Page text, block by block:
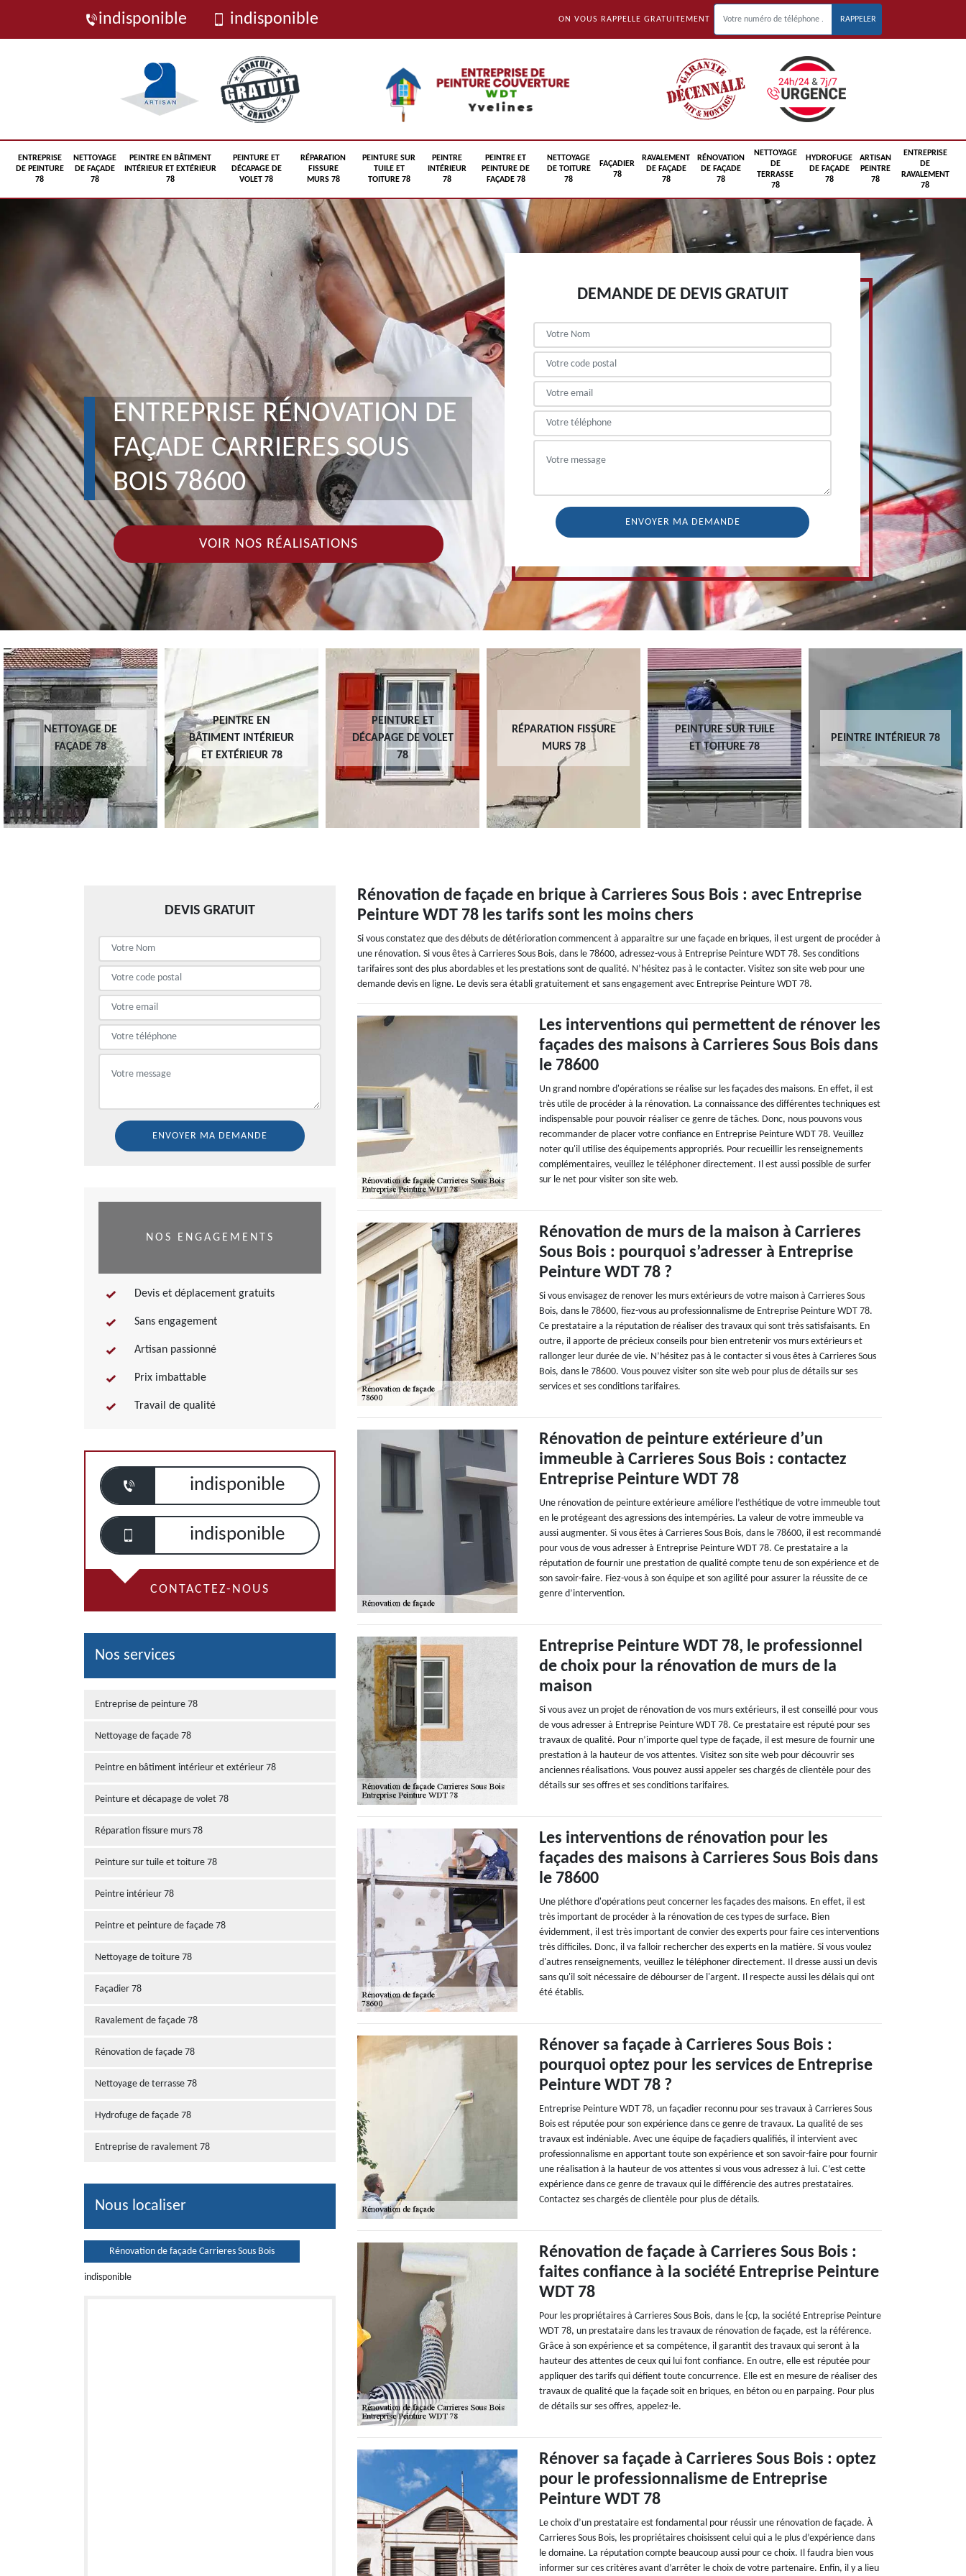
indisponible indisponible ON VOUS RAPPELLE GRATUITEMENT
ENTREPRISE
DE PEINTURE
78
NETTOYAGE
DE FAÇADE
78
PEINTRE EN BÂTIMENT
INTÉRIEUR ET EXTÉRIEUR
78
PEINTURE ET
DÉCAPAGE DE
VOLET 78
RÉPARATION
FISSURE
MURS 78
PEINTURE SUR
TUILE ET
TOITURE 78
PEINTRE
INTÉRIEUR
78
PEINTRE ET
PEINTURE DE
FAÇADE 78
NETTOYAGE
DE TOITURE
78
FAÇADIER
78
RAVALEMENT
DE FAÇADE
78
RÉNOVATION
DE FAÇADE
78
NETTOYAGE
DE
TERRASSE
78
HYDROFUGE
DE FAÇADE
78
ARTISAN
PEINTRE
78
ENTREPRISE
DE
RAVALEMENT
78
ENTREPRISE RÉNOVATION DE
FAÇADE CARRIERES SOUS
BOIS 78600
VOIR NOS RÉALISATIONS
DEMANDE DE DEVIS GRATUIT
NETTOYAGE DE
FAÇADE 78
PEINTRE EN
BÂTIMENT INTÉRIEUR
ET EXTÉRIEUR 78
PEINTURE ET
DÉCAPAGE DE VOLET
78
RÉPARATION FISSURE
MURS 78
PEINTURE SUR TUILE
ET TOITURE 78
PEINTRE INTÉRIEUR 78
DEVIS GRATUIT
NOS ENGAGEMENTS
Devis et déplacement gratuits
Sans engagement
Artisan passionné
Prix imbattable
Travail de qualité
indisponible
indisponible
CONTACTEZ-NOUS
Nos services
Entreprise de peinture 78
Nettoyage de façade 78
Peintre en bâtiment intérieur et extérieur 78
Peinture et décapage de volet 78
Réparation fissure murs 78
Peinture sur tuile et toiture 78
Peintre intérieur 78
Peintre et peinture de façade 78
Nettoyage de toiture 78
Façadier 78
Ravalement de façade 78
Rénovation de façade 78
Nettoyage de terrasse 78
Hydrofuge de façade 78
Entreprise de ravalement 78
Nous localiser
Rénovation de façade Carrieres Sous Bois
indisponible
Rénovation de façade en brique à Carrieres Sous Bois : avec Entreprise
Peinture WDT 78 les tarifs sont les moins chers
Si vous constatez que des débuts de détérioration commencent à apparaitre sur une façade en briques, il est urgent de procéder à
une rénovation. Si vous êtes à Carrieres Sous Bois, dans le 78600, adressez-vous à Entreprise Peinture WDT 78. Ses conditions
tarifaires sont des plus abordables et les prestations sont de qualité. N’hésitez pas à le contacter. Visitez son site web pour une
demande devis en ligne. Le devis sera établi gratuitement et sans engagement avec Entreprise Peinture WDT 78.
Les interventions qui permettent de rénover les
façades des maisons à Carrieres Sous Bois dans
le 78600
Un grand nombre d'opérations se réalise sur les façades des maisons. En effet, il est
très utile de procéder à la rénovation. La connaissance des différentes techniques est
indispensable pour pouvoir réaliser ce genre de tâches. Donc, nous pouvons vous
recommander de placer votre confiance en Entreprise Peinture WDT 78. Veuillez
noter qu'il utilise des équipements appropriés. Pour recueillir les renseignements
complémentaires, veuillez le téléphoner directement. Il est aussi possible de surfer
sur le net pour visiter son site web.
Rénovation de murs de la maison à Carrieres
Sous Bois : pourquoi s’adresser à Entreprise
Peinture WDT 78 ?
Si vous envisagez de renover les murs extérieurs de votre maison à Carrieres Sous
Bois, dans le 78600, fiez-vous au professionnalisme de Entreprise Peinture WDT 78.
Ce prestataire a la réputation de réaliser des travaux qui sont très satisfaisants. En
outre, il apporte de précieux conseils pour bien entretenir vos murs extérieurs et
rallonger leur durée de vie. N’hésitez pas à le contacter si vous êtes à Carrieres Sous
Bois, dans le 78600. Vous pouvez visiter son site web pour plus de détails sur ses
services et ses conditions tarifaires.
Rénovation de peinture extérieure d’un
immeuble à Carrieres Sous Bois : contactez
Entreprise Peinture WDT 78
Une rénovation de peinture extérieure améliore l’esthétique de votre immeuble tout
en le protégeant des agressions des intempéries. La valeur de votre immeuble va
aussi augmenter. Si vous êtes à Carrieres Sous Bois, dans le 78600, il est recommandé
pour vous de vous adresser à Entreprise Peinture WDT 78. Ce prestataire a la
réputation de fournir une prestation de qualité compte tenu de son expérience et de
son savoir-faire. Fiez-vous à son équipe et son agilité pour assurer la réussite de ce
genre d’intervention.
Entreprise Peinture WDT 78, le professionnel
de choix pour la rénovation de murs de la
maison
Si vous avez un projet de rénovation de vos murs extérieurs, il est conseillé pour vous
de vous adresser à Entreprise Peinture WDT 78. Ce prestataire est réputé pour ses
travaux de qualité. Pour n’importe quel type de façade, il est mesure de fournir une
prestation à la hauteur de vos attentes. Visitez son site web pour découvrir ses
anciennes réalisations. Vous pouvez aussi appeler ses chargés de clientèle pour des
détails sur ses offres et ses conditions tarifaires.
Les interventions de rénovation pour les
façades des maisons à Carrieres Sous Bois dans
le 78600
Une pléthore d'opérations peut concerner les façades des maisons. En effet, il est
très important de procéder à la rénovation de ces types de surface. Bien
évidemment, il est très important de convier des experts pour faire ces interventions
très difficiles. Donc, il va falloir rechercher des experts en la matière. Si vous voulez
d'autres renseignements, veuillez le téléphoner directement. Il dresse aussi un devis
sans qu'il soit nécessaire de débourser de l'argent. Il respecte aussi les délais qui ont
été établis.
Rénover sa façade à Carrieres Sous Bois :
pourquoi optez pour les services de Entreprise
Peinture WDT 78 ?
Entreprise Peinture WDT 78, un façadier reconnu pour ses travaux à Carrieres Sous
Bois est réputée pour son expérience dans ce genre de travaux. La qualité de ses
travaux est indéniable. Avec une équipe de façadiers qualifiés, il intervient avec
professionnalisme en apportant toute son expérience et son savoir-faire pour fournir
une réalisation à la hauteur de vos attentes si vous vous adressez à lui. C’est cette
expérience dans ce genre de travaux qui le différencie des autres prestataires.
Contactez ses chargés de clientèle pour plus de détails.
Rénovation de façade à Carrieres Sous Bois :
faites confiance à la société Entreprise Peinture
WDT 78
Pour les propriétaires à Carrieres Sous Bois, dans le {cp, la société Entreprise Peinture
WDT 78, un prestataire dans les travaux de rénovation de façade, est la référence.
Grâce à son expérience et sa compétence, il garantit des travaux qui seront à la
hauteur des attentes de ceux qui lui font confiance. En outre, elle est réputée pour
appliquer des tarifs qui défient toute concurrence. Elle est en mesure de réaliser des
travaux de qualité que la façade soit en briques, en béton ou en parpaing. Pour plus
de détails sur ses offres, appelez-le.
Rénover sa façade à Carrieres Sous Bois : optez
pour le professionnalisme de Entreprise
Peinture WDT 78
Le choix d’un prestataire est fondamental pour réussir une rénovation de façade. À
Carrieres Sous Bois, les propriétaires choisissent celui qui a le plus d’expérience dans
le domaine. La réputation compte beaucoup aussi pour ce choix. Il faudra bien vous
informer sur ces critères avant d’arrêter le choix de votre partenaire. Enfin, il y a lieu